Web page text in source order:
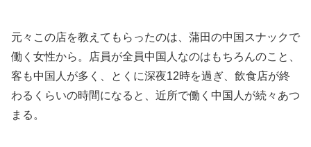
元々この店を教えてもらったのは、蒲田の中国スナックで
働く女性から。店員が全員中国人なのはもちろんのこと、
客も中国人が多く、とくに深夜12時を過ぎ、飲食店が終
わるくらいの時間になると、近所で働く中国人が続々あつ
まる。